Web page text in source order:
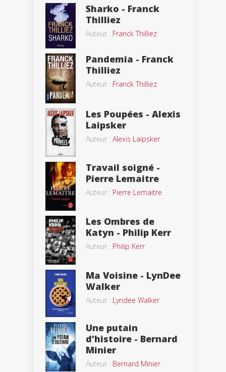
Sharko - Franck
Thilliez
Auteur : Franck Thilliez
Pandemia - Franck
Thilliez
Auteur : Franck Thilliez
Les Poupées - Alexis
Laipsker
Auteur : Alexis Laipsker
Travail soigné -
Pierre Lemaitre
Auteur : Pierre Lemaitre
Les Ombres de
Katyn - Philip Kerr
Auteur : Philip Kerr
Ma Voisine - LynDee
Walker
Auteur : Lyndee Walker
Une putain
d’histoire - Bernard
Minier
Auteur : Bernard Minier